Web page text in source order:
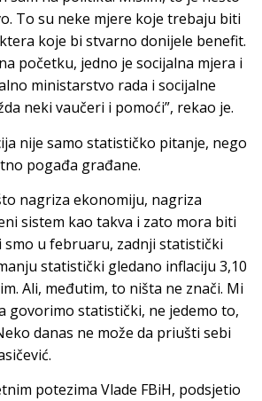
To su neke mjere koje trebaju biti
koje bi stvarno donijele benefit.
početku, jedno je socijalna mjera i
ministarstvo rada i socijalne
neki vaučeri i pomoći”, rekao je.
nije samo statističko pitanje, nego
pogađa građane.
nagriza ekonomiju, nagriza
sistem kao takva i zato mora biti
u februaru, zadnji statistički
statistički gledano inflaciju 3,10
Ali, međutim, to ništa ne znači. Mi
govorimo statistički, ne jedemo to,
danas ne može da priušti sebi
potezima Vlade FBiH, podsjetio